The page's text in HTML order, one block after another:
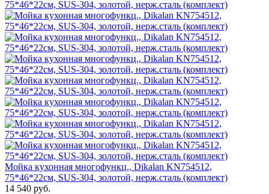
Мойка кухонная многофункц., Dikalan KN754512,
75*46*22см, SUS-304, золотой, нерж.сталь (комплект)
14 540 руб.